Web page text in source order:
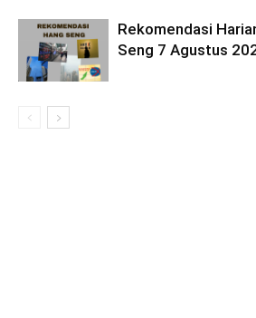
Rekomendasi
Seng 7 Agustus